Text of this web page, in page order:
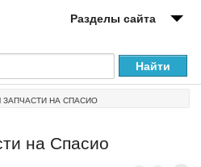
Разделы сайта
НА СПАСИО
на Спасио